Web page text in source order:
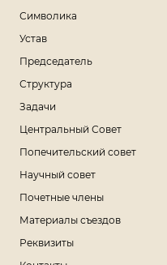
Символика
Устав
Председатель
Структура
Задачи
Центральный Совет
Попечительский совет
Научный совет
Почетные члены
Материалы съездов
Реквизиты